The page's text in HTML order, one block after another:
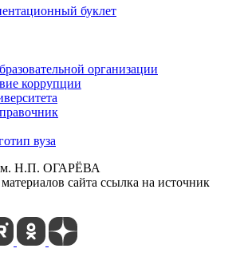
буклет
организации
коррупции
вуза
Н.П. ОГАРЁВА
сайта ссылка на источник